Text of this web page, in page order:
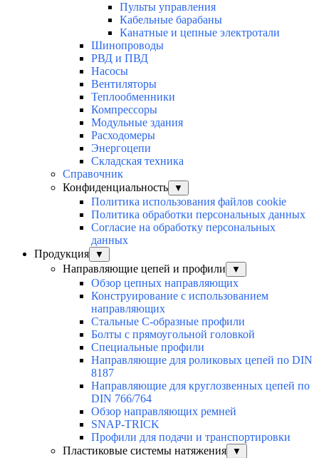
Пульты управления
Кабельные барабаны
Канатные и цепные электротали
Шинопроводы
РВД и ПВД
Насосы
Вентиляторы
Теплообменники
Компрессоры
Модульные здания
Расходомеры
Энергоцепи
Складская техника
Справочник
Конфиденциальность
▼
Политика использования файлов cookie
Политика обработки персональных данных
Согласие на обработку персональных
данных
Продукция
▼
Направляющие цепей и профили ▼
Обзор цепных направляющих
Конструирование с использованием
направляющих
Стальные С-образные профили
Болты с прямоугольной головкой
Специальные профили
Направляющие для роликовых цепей по DIN
8187
Направляющие для круглозвенных цепей по
DIN 766/764
Обзор направляющих ремней
SNAP-TRICK
Профили для подачи и транспортировки
Пластиковые системы натяжения
▼